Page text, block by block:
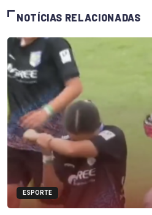
NOTÍCIAS RELACIONADAS
ESPORTE